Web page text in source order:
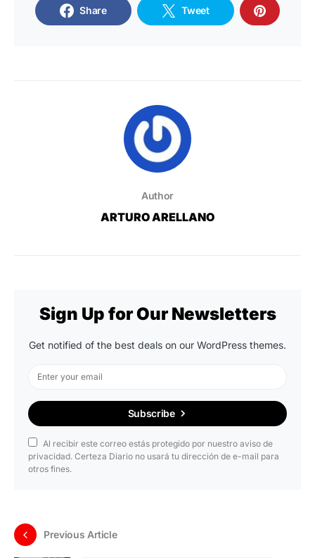
Share Tweet
Author
ARTURO ARELLANO
Sign Up for Our Newsletters
Get notified of the best deals on our WordPress themes.
Subscribe
Al recibir este correo estás protegido por nuestro aviso de
privacidad. Certeza Diario no usará tu dirección de e-mail para
otros fines.
Previous Article